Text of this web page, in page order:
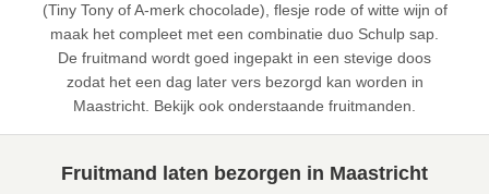
(Tiny Tony of A-merk chocolade), flesje rode of witte wijn of
maak het compleet met een combinatie duo Schulp sap.
De fruitmand wordt goed ingepakt in een stevige doos
zodat het een dag later vers bezorgd kan worden in
Maastricht. Bekijk ook onderstaande fruitmanden.
Fruitmand laten bezorgen in Maastricht